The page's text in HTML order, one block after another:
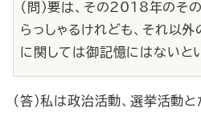
（問）要は、その2018年のそ
らっしゃるけれども、それ以
に関しては御記憶にはないと
（答）私は政治活動、選挙活動